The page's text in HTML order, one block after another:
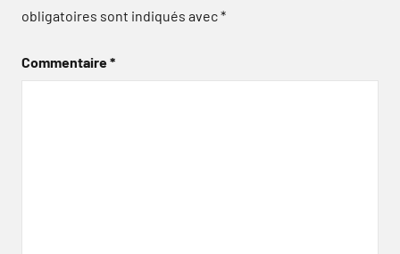
obligatoires sont indiqués avec*
Commentaire*